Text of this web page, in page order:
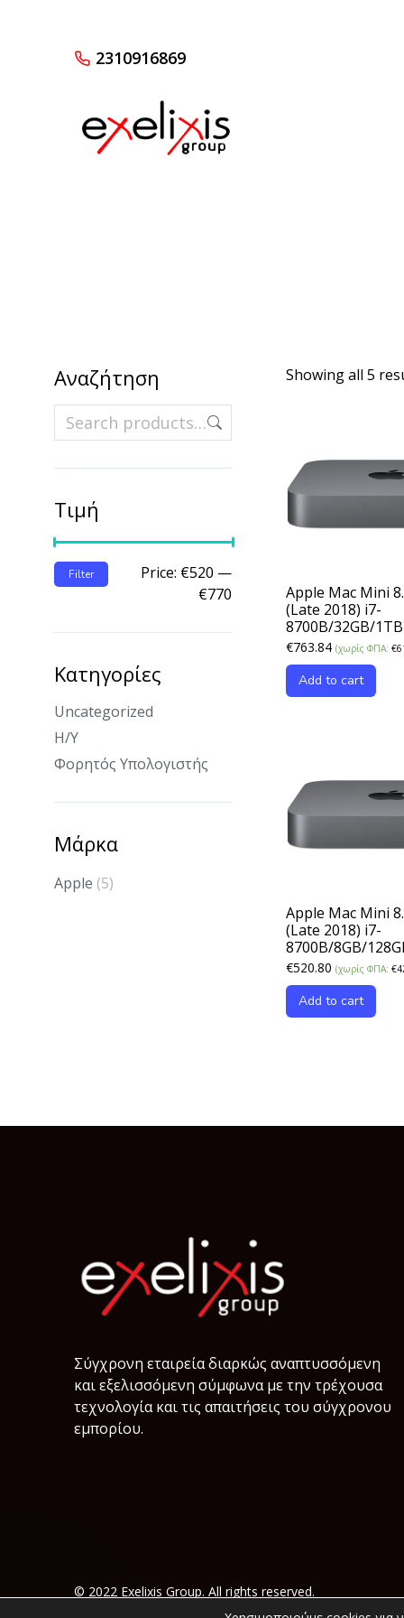
2310916869
Αναζήτηση
Τιμή
Filter Price: €520 —
€770
Κατηγορίες
Uncategorized
Η/Υ
Φορητός Υπολογιστής
Μάρκα
Apple (5)
Showing all 5
Apple Mac Mini
(Late 2018) i7-
8700B/32GB/
€763.84 (χωρίς ΦΠΑ: €
Add to cart
Apple Mac Mini
(Late 2018) i7-
8700B/8GB/
€520.80 (χωρίς ΦΠΑ: €
Add to cart
Σύγχρονη εταιρεία διαρκώς αναπτυσσόμενη
και εξελισσόμενη σύμφωνα µε την τρέχουσα
τεχνολογία και τις απαιτήσεις του σύγχρονου
εμπορίου.
© 2022 Exelixis Group. All rights reserved.